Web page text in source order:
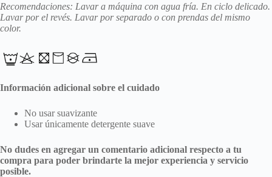
Recomendaciones: Lavar a máquina con agua fría. En ciclo delicado.
Lavar por el revés. Lavar por separado o con prendas del mismo
color.
Información adicional sobre el cuidado
No usar suavizante
Usar únicamente detergente suave
No dudes en agregar un comentario adicional respecto a tu
compra para poder brindarte la mejor experiencia y servicio
posible.